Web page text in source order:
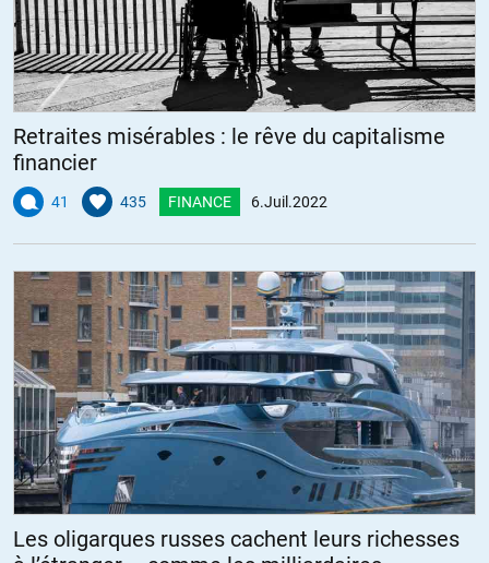
Retraites misérables : le rêve du capitalisme
financier
41 435 FINANCE 6.Juil.2022
Les oligarques russes cachent leurs richesses